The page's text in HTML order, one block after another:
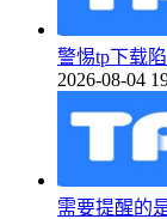
警惕tp下载
2026-08-04
需要提醒的